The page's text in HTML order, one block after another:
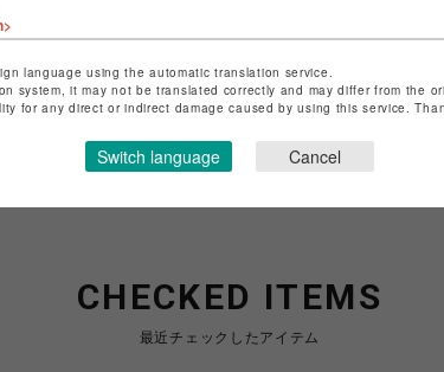
特定商取引法など法令に
CHECKED ITEMS
最近チェックしたアイテム
language using the automatic translation service.
system, it may not be translated correctly and may differ from the
for any direct or indirect damage caused by using this service.
Switch language Cancel